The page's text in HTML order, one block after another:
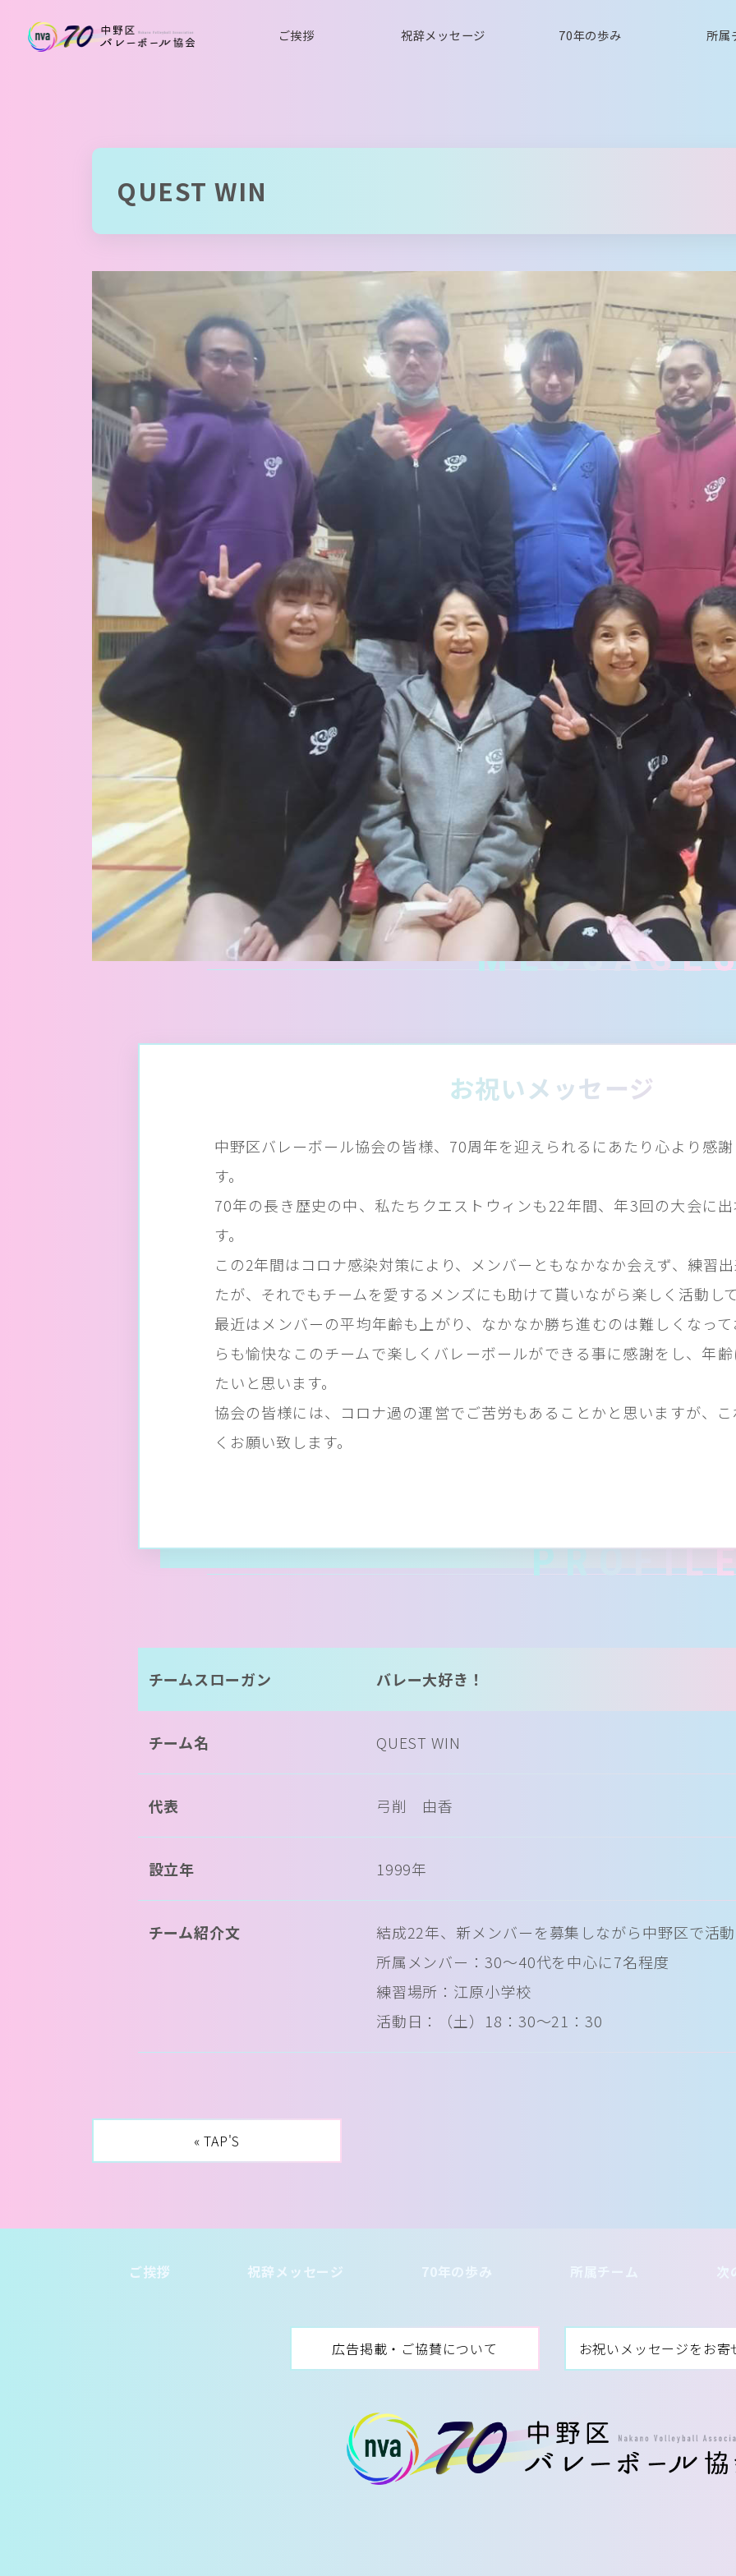
ご挨拶 祝辞メッセージ 70年の歩み 所属
QUEST WIN
お祝いメッセージ
中野区バレーボール協会の皆様、70周年を迎えられるにあたり心より感
す。
70年の長き歴史の中、私たちクエストウィンも22年間、年3回の大会に
す。
この2年間はコロナ感染対策により、メンバーともなかなか会えず、練習
たが、それでもチームを愛するメンズにも助けて貰いながら楽しく活動し
最近はメンバーの平均年齢も上がり、なかなか勝ち進むのは難しくなっ
らも愉快なこのチームで楽しくバレーボールができる事に感謝をし、年
たいと思います。
協会の皆様には、コロナ過の運営でご苦労もあることかと思いますが、
くお願い致します。
チームスローガン バレー大好き！
チーム名 QUEST WIN
代表 弓削 由香
設立年 1999年
チーム紹介文
結成22年、新メンバーを募集しながら中野区で活
所属メンバー：30～40代を中心に7名程度
練習場所：江原小学校
活動日：（土）18：30～21：30
« TAP'S
ご挨拶 祝辞メッセージ 70年の歩み 次
広告掲載・ご協賛について お祝いメッセージをお寄